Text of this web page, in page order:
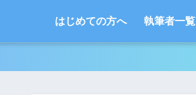
はじめての方へ 執筆者一覧